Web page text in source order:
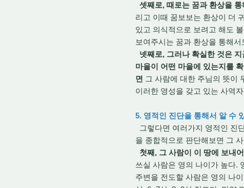
셋째로, 때로는 꿈과 환상을 통
리고 이때 꿈보보는 환상이 더
있고 의식적으로 보려고 해도
보여주시는 꿈과 환상을 통해
넷째로, 그러나 확실한 것은
마을이 어떤 마을에 있는지를
면 그 사람에 대한 주님의 뜻이
이러한 영성을 갖고 있는 사역
5. 영적인 진단을 통해서 알 수
그렇다면 여러가지 영적인 진
을 종합적으로 판단해보면 그
첫째, 그 사람이 이 땅에 보내
쓰실 사람은 영의 나이가 높다.
주변을 전도할 사람은 영의 나